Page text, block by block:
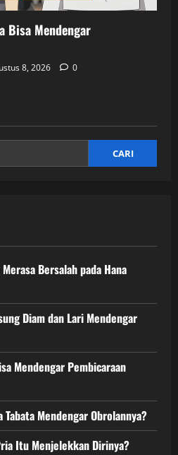
Bisa Mendengar
8, 2026 0
CARI
Bersalah pada Hana
Diam dan Lari Mendengar
Mendengar Pembicaraan
Mendengar Obrolannya?
Itu Menjelekkan Dirinya?